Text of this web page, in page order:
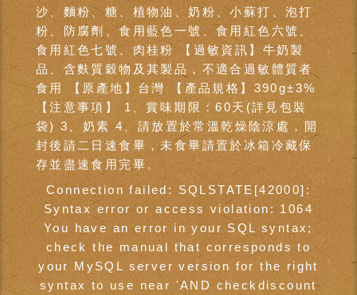
沙、麵粉、糖、植物油、奶粉、小蘇打、泡打
粉、防腐劑、食用藍色一號、食用紅色六號、
食用紅色七號、肉桂粉 【過敏資訊】牛奶製
品、含麩質穀物及其製品，不適合過敏體質者
食用 【原產地】台灣 【產品規格】390g±3%
【注意事項】 1、賞味期限：60天(詳見包裝
袋) 3、奶素 4、請放置於常溫乾燥陰涼處，開
封後請二日速食畢，未食畢請置於冰箱冷藏保
存並盡速食用完畢。
Connection failed: SQLSTATE[42000]:
Syntax error or access violation: 1064
You have an error in your SQL syntax;
check the manual that corresponds to
your MySQL server version for the right
syntax to use near 'AND checkdiscount